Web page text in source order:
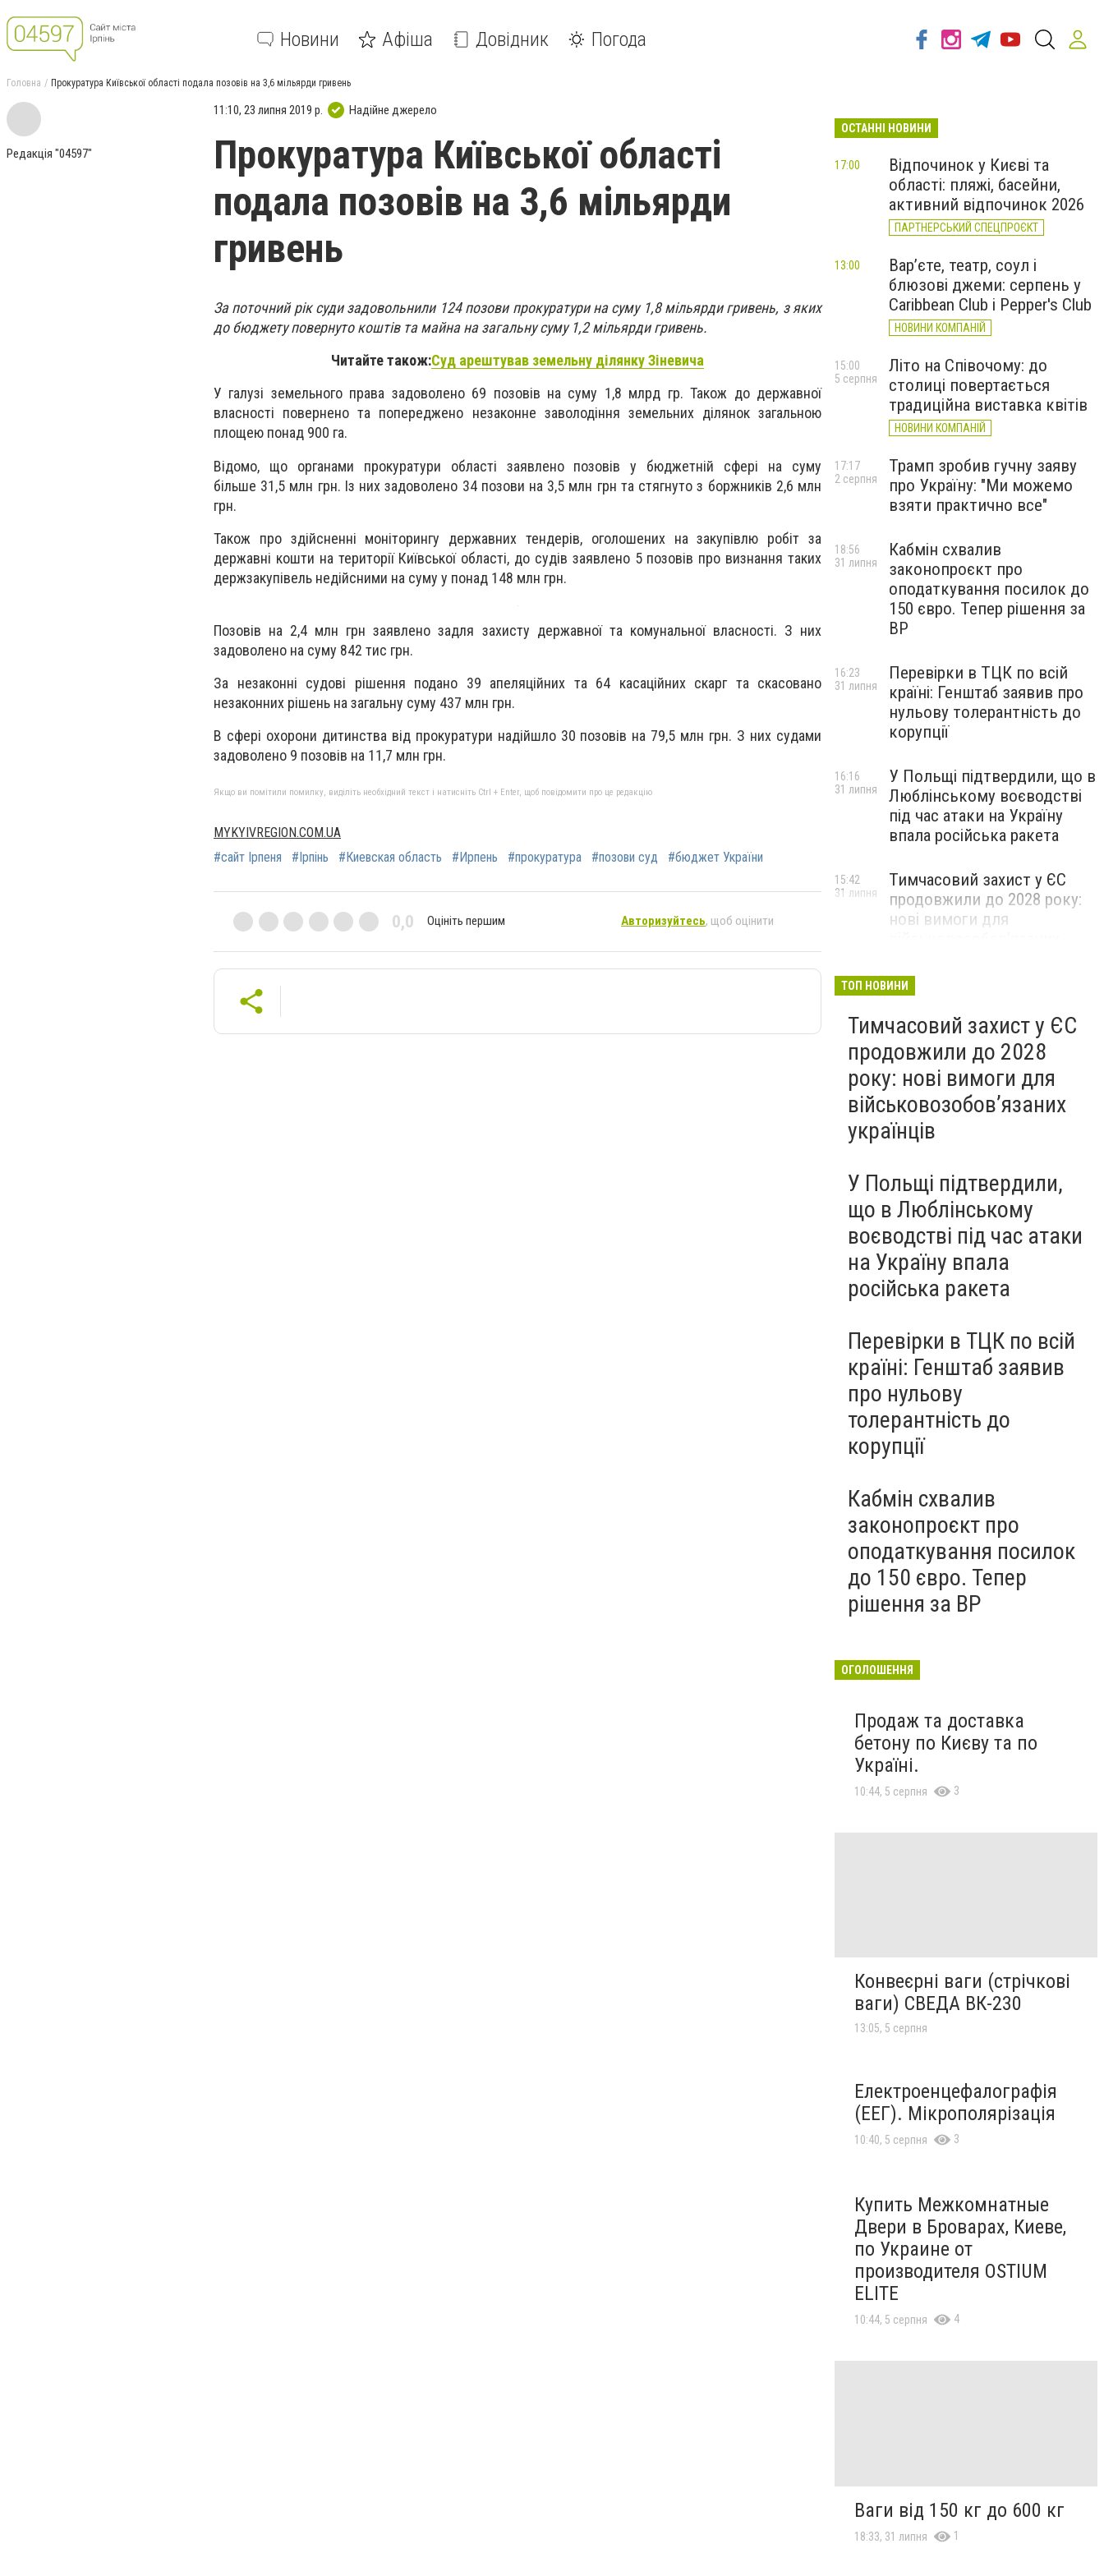
Новини Афіша Довідник Погода
Головна Прокуратура Київської області подала позовів на 3,6 мільярди гривень
Редакція "04597"
11:10, 23 липня 2019 р. Надійне джерело
Прокуратура Київської області
подала позовів на 3,6 мільярди
гривень
За поточний рік суди задовольнили 124 позови прокуратури на суму 1,8 мільярди гривень, з яких
до бюджету повернуто коштів та майна на загальну суму 1,2 мільярди гривень.
Читайте також:Суд арештував земельну ділянку Зіневича
У галузі земельного права задоволено 69 позовів на суму 1,8 млрд гр. Також до державної
власності повернено та попереджено незаконне заволодіння земельних ділянок загальною
площею понад 900 га.
Відомо, що органами прокуратури області заявлено позовів у бюджетній сфері на суму
більше 31,5 млн грн. Із них задоволено 34 позови на 3,5 млн грн та стягнуто з боржників 2,6 млн
грн.
Також про здійсненні моніторингу державних тендерів, оголошених на закупівлю робіт за
державні кошти на території Київської області, до судів заявлено 5 позовів про визнання таких
держзакупівель недійсними на суму у понад 148 млн грн.
Позовів на 2,4 млн грн заявлено задля захисту державної та комунальної власності. З них
задоволено на суму 842 тис грн.
За незаконні судові рішення подано 39 апеляційних та 64 касаційних скарг та скасовано
незаконних рішень на загальну суму 437 млн грн.
В сфері охорони дитинства від прокуратури надійшло 30 позовів на 79,5 млн грн. З них судами
задоволено 9 позовів на 11,7 млн грн.
Якщо ви помітили помилку, виділіть необхідний текст і натисніть Ctrl + Enter, щоб повідомити про це редакцію
MYKYIVREGION.COM.UA
#сайт Ірпеня
#Ірпінь #Киевская область #Ирпень #прокуратура #позови суд #бюджет України
0,0 Оцініть першим Авторизуйтесь, щоб оцінити
ОСТАННІ НОВИНИ
Відпочинок у Києві та
області: пляжі, басейни,
активний відпочинок 2026
ПАРТНЕРСЬКИЙ СПЕЦПРОЄКТ
17:00
Вар’єте, театр, соул і
блюзові джеми: серпень у
Caribbean Club і Pepper's Club
НОВИНИ КОМПАНІЙ
13:00
Літо на Співочому: до
столиці повертається
традиційна виставка квітів
НОВИНИ КОМПАНІЙ
15:00
5 серпня
Трамп зробив гучну заяву
про Україну: "Ми можемо
взяти практично все"
17:17
2 серпня
Кабмін схвалив
законопроєкт про
оподаткування посилок до
150 євро. Тепер рішення за
ВР
18:56
31 липня
Перевірки в ТЦК по всій
країні: Генштаб заявив про
нульову толерантність до
корупції
16:23
31 липня
У Польщі підтвердили, що в
Люблінському воєводстві
під час атаки на Україну
впала російська ракета
16:16
31 липня
Тимчасовий захист у ЄС
продовжили до 2028 року:
нові вимоги для
15:42
31 липня
ТОП НОВИНИ
Тимчасовий захист у ЄС
продовжили до 2028
року: нові вимоги для
військовозобов’язаних
українців
У Польщі підтвердили,
що в Люблінському
воєводстві під час атаки
на Україну впала
російська ракета
Перевірки в ТЦК по всій
країні: Генштаб заявив
про нульову
толерантність до
корупції
Кабмін схвалив
законопроєкт про
оподаткування посилок
до 150 євро. Тепер
рішення за ВР
ОГОЛОШЕННЯ
Продаж та доставка
бетону по Києву та по
Україні.
10:44, 5 серпня 3
Конвеєрні ваги (стрічкові
ваги) СВЕДА ВК-230
13:05, 5 серпня
Електроенцефалографія
(ЕЕГ). Мікрополярізація
10:40, 5 серпня 3
Купить Межкомнатные
Двери в Броварах, Киеве,
по Украине от
производителя OSTIUM
ELITE
10:44, 5 серпня 4
Ваги від 150 кг до 600 кг
18:33, 31 липня 1